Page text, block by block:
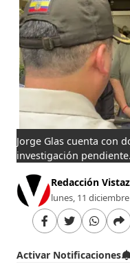
Jorge Glas cuenta con
investigación
Redacción
lunes, 11 diciembre
Activar Notificaciones